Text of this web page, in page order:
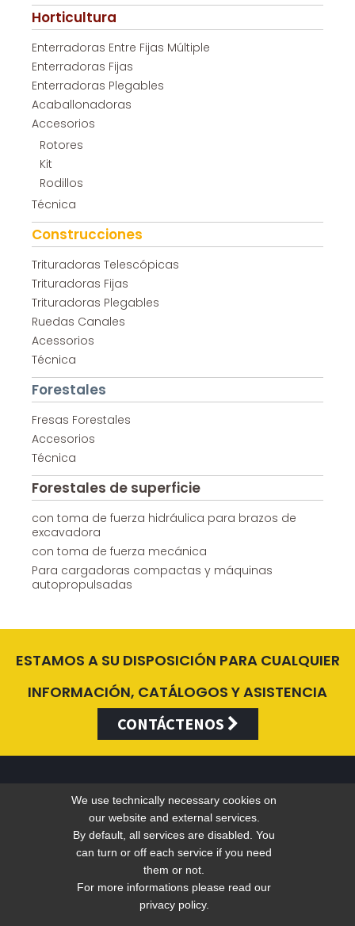
Horticultura
Enterradoras Entre Fijas Múltiple
Enterradoras Fijas
Enterradoras Plegables
Acaballonadoras
Accesorios
Rotores
Kit
Rodillos
Técnica
Construcciones
Trituradoras Telescópicas
Trituradoras Fijas
Trituradoras Plegables
Ruedas Canales
Acessorios
Técnica
Forestales
Fresas Forestales
Accesorios
Técnica
Forestales de superficie
con toma de fuerza hidráulica para brazos de
excavadora
con toma de fuerza mecánica
Para cargadoras compactas y máquinas
autopropulsadas
ESTAMOS A SU DISPOSICIÓN PARA CUALQUIER
INFORMACIÓN, CATÁLOGOS Y ASISTENCIA
CONTÁCTENOS
Valentini Antonio s.r.l.
Tel +39 049 5790797 - Fax +39 049 9316876 -
group.com
C.F. E P.IVA 04383410281
We use technically necessary cookies on
our website and external services.
By default, all services are disabled. You
can turn or off each service if you need
them or not.
For more informations please read our
privacy policy.